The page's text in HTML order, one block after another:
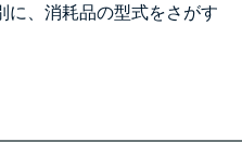
に、消耗品の型式をさがす